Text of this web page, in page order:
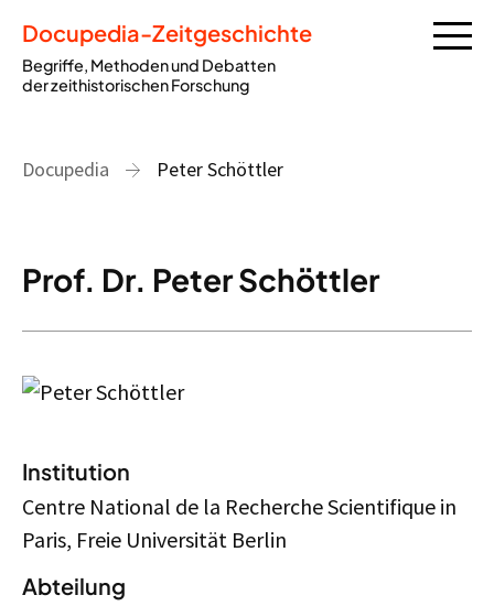
Docupedia-Zeitgeschichte
Begriffe, Methoden und Debatten
der zeithistorischen Forschung
Docupedia Peter Schöttler
Prof. Dr. Peter Schöttler
Institution
Centre National de la Recherche Scientifique in
Paris, Freie Universität Berlin
Abteilung